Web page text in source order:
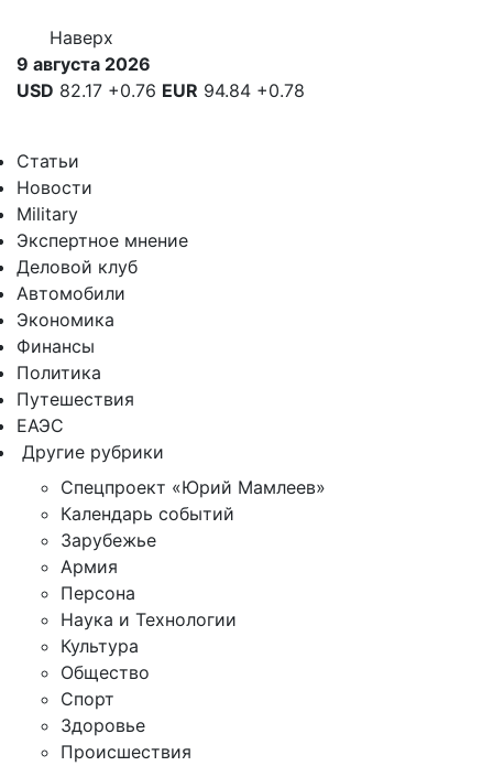
Наверх
9 августа 2026
USD 82.17 +0.76 EUR 94.84 +0.78
Статьи
Новости
Military
Экспертное мнение
Деловой клуб
Автомобили
Экономика
Финансы
Политика
Путешествия
ЕАЭС
Другие рубрики
Спецпроект «Юрий Мамлеев»
Календарь событий
Зарубежье
Армия
Персона
Наука и Технологии
Культура
Общество
Спорт
Здоровье
Происшествия